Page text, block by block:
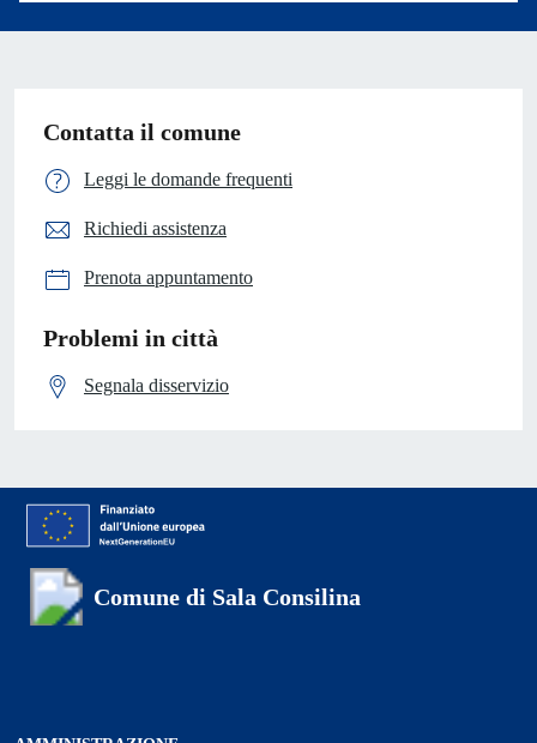
Contatta il comune
Leggi le domande frequenti
Richiedi assistenza
Prenota appuntamento
Problemi in città
Segnala disservizio
Comune di Sala Consilina